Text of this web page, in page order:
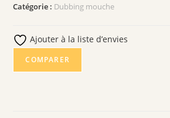
Catégorie : Dubbing mouche
Ajouter à la liste d’envies
COMPARER